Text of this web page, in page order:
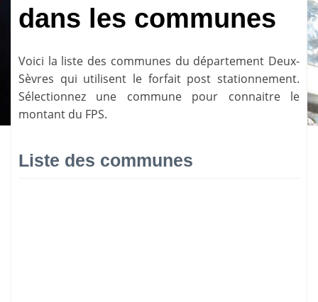
dans les communes
Voici la liste des communes du département Deux-
Sèvres qui utilisent le forfait post stationnement.
Sélectionnez une commune pour connaitre le
montant du FPS.
Liste des communes